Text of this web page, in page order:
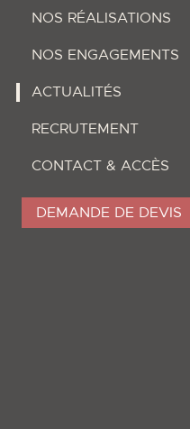
NOS RÉALISATIONS
NOS ENGAGEMENTS
ACTUALITÉS
RECRUTEMENT
CONTACT & ACCÈS
DEMANDE DE DEVIS